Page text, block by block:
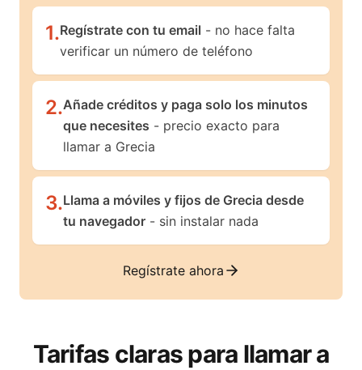
1.Regístrate con tu email - no hace falta
verificar un número de teléfono
2.Añade créditos y paga solo los minutos
que necesites - precio exacto para
llamar a Grecia
3.Llama a móviles y fijos de Grecia desde
tu navegador - sin instalar nada
Regístrate ahora
Tarifas claras para llamar a